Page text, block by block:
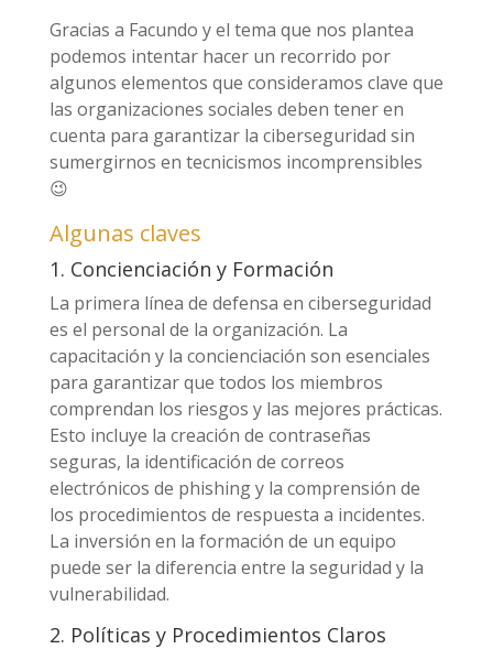
Gracias a Facundo y el tema que nos plantea
podemos intentar hacer un recorrido por
algunos elementos que consideramos clave que
las organizaciones sociales deben tener en
cuenta para garantizar la ciberseguridad sin
sumergirnos en tecnicismos incomprensibles
😉
Algunas claves
1. Concienciación y Formación
La primera línea de defensa en ciberseguridad
es el personal de la organización. La
capacitación y la concienciación son esenciales
para garantizar que todos los miembros
comprendan los riesgos y las mejores prácticas.
Esto incluye la creación de contraseñas
seguras, la identificación de correos
electrónicos de phishing y la comprensión de
los procedimientos de respuesta a incidentes.
La inversión en la formación de un equipo
puede ser la diferencia entre la seguridad y la
vulnerabilidad.
2. Políticas y Procedimientos Claros